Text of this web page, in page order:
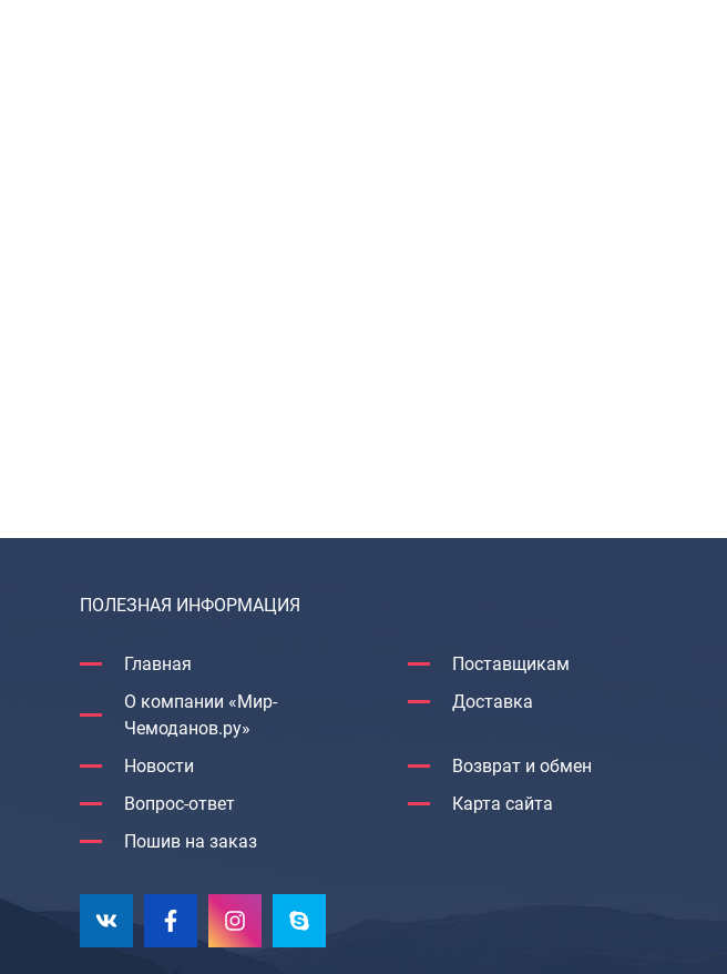
ПОЛЕЗНАЯ ИНФОРМАЦИЯ
Главная
Поставщикам
О компании «Мир-
Чемоданов.ру»
Доставка
Новости
Возврат и обмен
Вопрос-ответ
Карта сайта
Пошив на заказ